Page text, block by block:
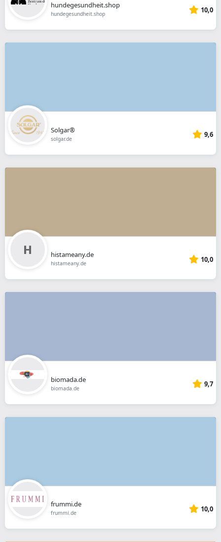
hundegesundheit.shop
hundegesundheit.shop 10,0
Solgar®
solgar.de 9,6
histameany.de
histameany.de 10,0
biomada.de
biomada.de 9,7
frummi.de
frummi.de 10,0